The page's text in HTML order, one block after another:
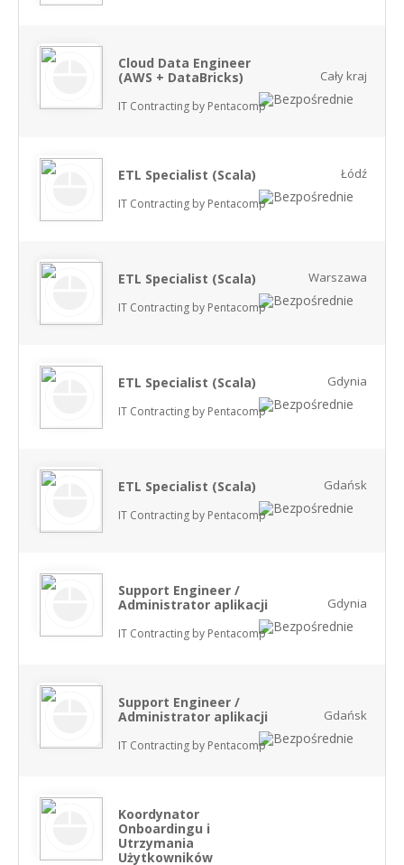
Cloud Data Engineer
(AWS + DataBricks)
IT Contracting by Pentacomp
Cały kraj
ETL Specialist (Scala)
IT Contracting by Pentacomp
Łódź
ETL Specialist (Scala)
IT Contracting by Pentacomp
Warszawa
ETL Specialist (Scala)
IT Contracting by Pentacomp
Gdynia
ETL Specialist (Scala)
IT Contracting by Pentacomp
Gdańsk
Support Engineer /
Administrator aplikacji
IT Contracting by Pentacomp
Gdynia
Support Engineer /
Administrator aplikacji
IT Contracting by Pentacomp
Gdańsk
Koordynator
Onboardingu i
Utrzymania
Użytkowników